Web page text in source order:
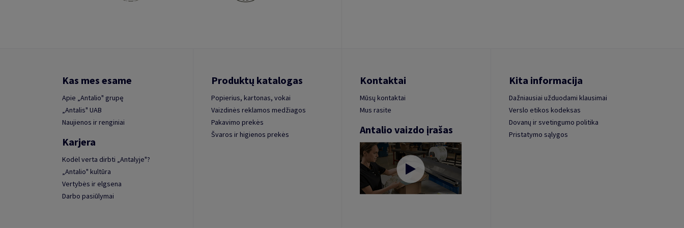
Kas mes esame
Apie „Antalio" grupę
„Antalis" UAB
Naujienos ir renginiai
Karjera
Kodėl verta dirbti „Antalyje"?
„Antalio" kultūra
Vertybės ir elgsena
Darbo pasiūlymai
Produktų katalogas
Popierius, kartonas, vokai
Vaizdinės reklamos medžiagos
Pakavimo prekės
Švaros ir higienos prekės
Kontaktai
Mūsų kontaktai
Mus rasite
Antalio vaizdo įrašas
Kita informacija
Dažniausiai užduodami klausimai
Verslo etikos kodeksas
Dovanų ir svetingumo politika
Pristatymo sąlygos